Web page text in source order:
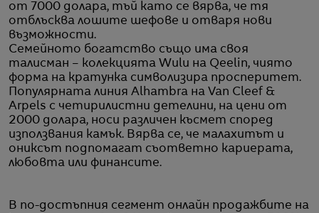
от 7000 долара, тъй като се вярва, че тя
отблъсква лошите шефове и отваря нови
възможности.
Семейното богатство също има своя
талисман – колекцията Wulu на Qeelin, чиято
форма на кратунка символизира просперитет.
Популярната линия Alhambra на Van Cleef &
Arpels с четирилистни детелини, на цени от
2000 долара, носи различен късмет според
използвания камък. Вярва се, че малахитът и
ониксът подпомагат съответно кариерата,
любовта или финансите.
В по-достъпния сегмент онлайн продажбите на